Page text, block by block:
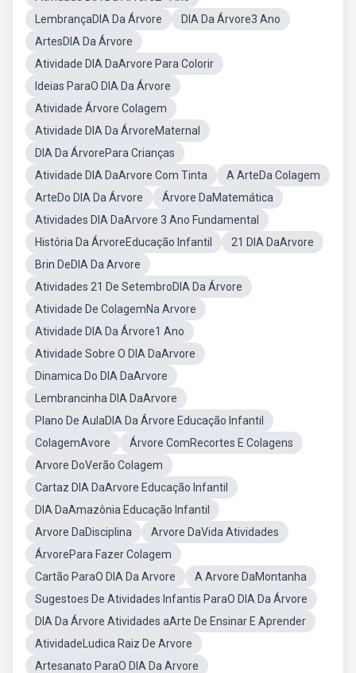
LembrançaDIA Da Árvore
DIA Da Árvore3 Ano
ArtesDIA Da Árvore
Atividade DIA DaArvore Para Colorir
Ideias ParaO DIA Da Árvore
Atividade Árvore Colagem
Atividade DIA Da ÁrvoreMaternal
DIA Da ÁrvorePara Crianças
Atividade DIA DaArvore Com Tinta
A ArteDa Colagem
ArteDo DIA Da Árvore
Árvore DaMatemática
Atividades DIA DaArvore 3 Ano Fundamental
História Da ÁrvoreEducação Infantil
21 DIA DaArvore
Brin DeDIA Da Arvore
Atividades 21 De SetembroDIA Da Árvore
Atividade De ColagemNa Arvore
Atividade DIA Da Árvore1 Ano
Atividade Sobre O DIA DaArvore
Dinamica Do DIA DaArvore
Lembrancinha DIA DaArvore
Plano De AulaDIA Da Árvore Educação Infantil
ColagemAvore
Árvore ComRecortes E Colagens
Arvore DoVerão Colagem
Cartaz DIA DaArvore Educação Infantil
DIA DaAmazônia Educação Infantil
Arvore DaDisciplina
Arvore DaVida Atividades
ÁrvorePara Fazer Colagem
Cartão ParaO DIA Da Arvore
A Arvore DaMontanha
Sugestoes De Atividades Infantis ParaO DIA Da Árvore
DIA Da Árvore Atividades aArte De Ensinar E Aprender
AtividadeLudica Raiz De Arvore
Artesanato ParaO DIA Da Arvore